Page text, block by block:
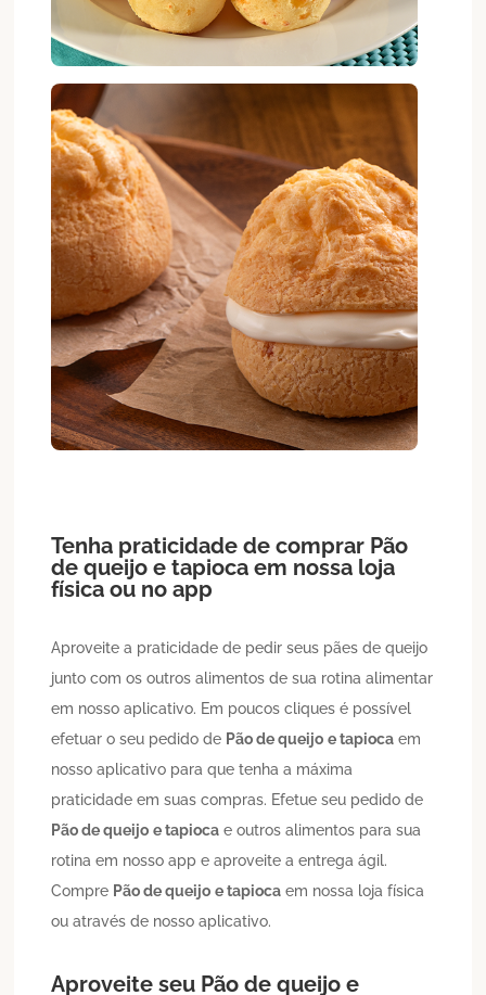
Tenha praticidade de comprar Pão
de queijo e tapioca em nossa loja
física ou no app
Aproveite a praticidade de pedir seus pães de queijo
junto com os outros alimentos de sua rotina alimentar
em nosso aplicativo. Em poucos cliques é possível
efetuar o seu pedido de Pão de queijo e tapioca em
nosso aplicativo para que tenha a máxima
praticidade em suas compras. Efetue seu pedido de
Pão de queijo e tapioca e outros alimentos para sua
rotina em nosso app e aproveite a entrega ágil.
Compre Pão de queijo e tapioca em nossa loja física
ou através de nosso aplicativo.
Aproveite seu Pão de queijo e